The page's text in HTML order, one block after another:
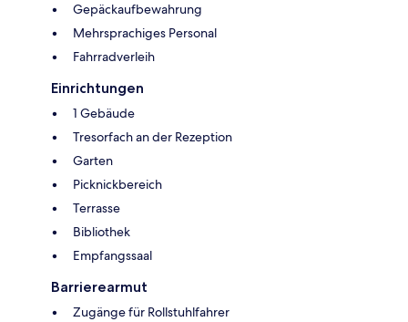
Gepäckaufbewahrung
Mehrsprachiges Personal
Fahrradverleih
Einrichtungen
1 Gebäude
Tresorfach an der Rezeption
Garten
Picknickbereich
Terrasse
Bibliothek
Empfangssaal
Barrierearmut
Zugänge für Rollstuhlfahrer